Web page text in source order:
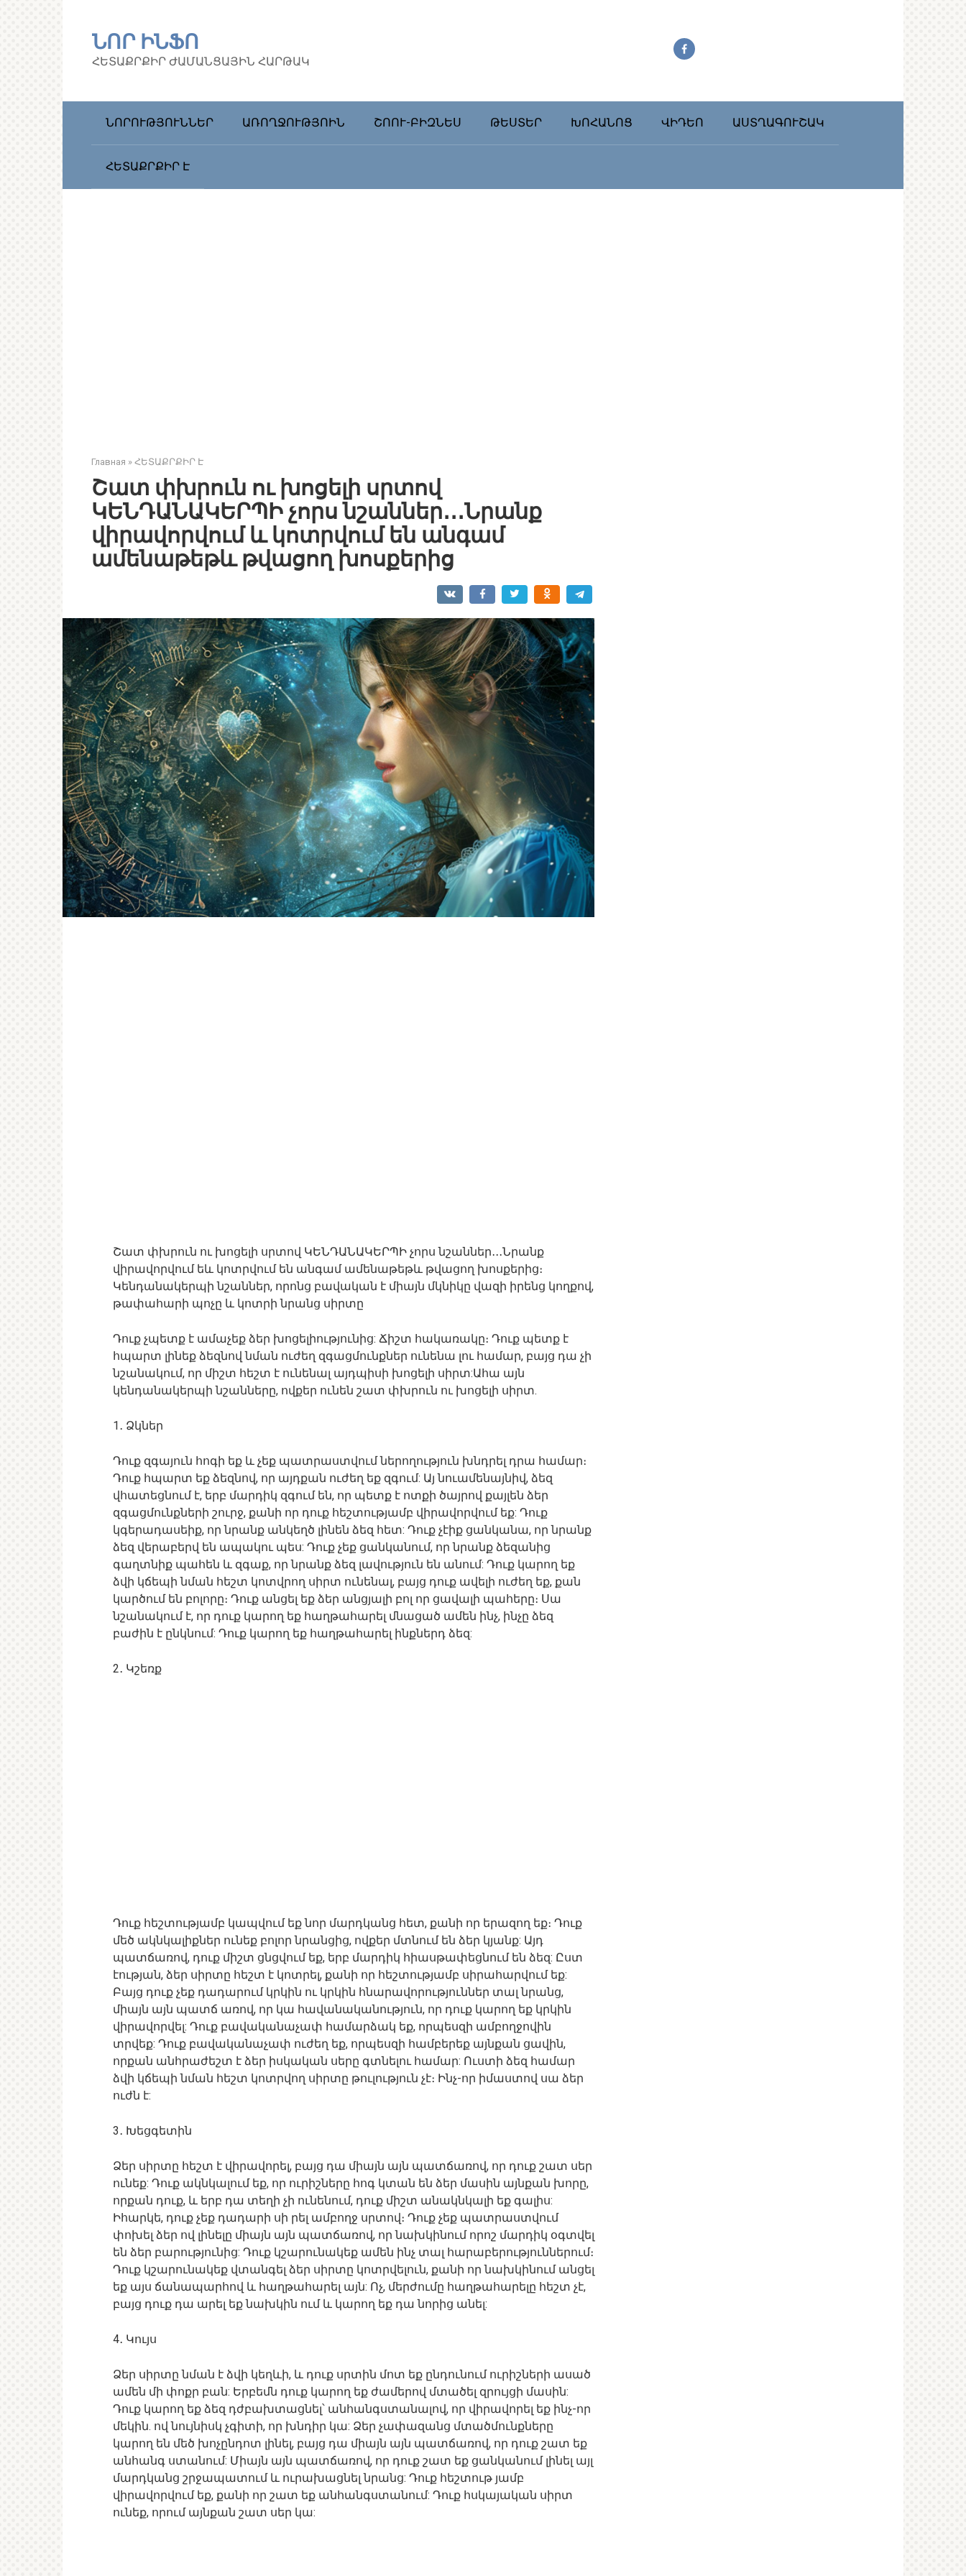
ՆՈՐ ԻՆՖՈ
ՀԵՏԱՔՐՔԻՐ ԺԱՄԱՆՑԱՅԻՆ ՀԱՐԹԱԿ
ՆՈՐՈՒԹՅՈՒՆՆԵՐ ԱՌՈՂՋՈՒԹՅՈԻՆ ՇՈՈՒ-ԲԻԶՆԵՍ ԹԵՍՏԵՐ ԽՈՀԱՆՈՑ ՎԻԴԵՈ ԱՍՏՂԱԳՈՒՇԱԿ
ՀԵՏԱՔՐՔԻՐ Է
Главная » ՀԵՏԱՔՐՔԻՐ Է
Շատ փխրուն ու խոցելի սրտով
ԿԵՆԴԱՆԱԿԵՐՊԻ չորս նշաններ․․․Նրանք
վիրավորվում և կոտրվում են անգամ
ամենաթեթև թվացող խոսքերից
Շատ փխրուն ու խոցելի սրտով ԿԵՆԴԱՆԱԿԵՐՊԻ չորս նշաններ․․․Նրանք
վիրավորվում եև կոտրվում են անգամ ամենաթեթև թվացող խոսքերից։
Կենդանակերպի նշաններ, որոնց բավական է միայն մկնիկը վազի իրենց կողքով,
թափահարի պոչը և կոտրի նրանց սիրտը
Դուք չպետք է ամաչեք ձեր խոցելիությունից: Ճիշտ հակառակը։ Դուք պետք է
հպարտ լինեք ձեզնով նման ուժեղ զգացմունքներ ունենա լու համար, բայց դա չի
նշանակում, որ միշտ հեշտ է ունենալ այդպիսի խոցելի սիրտ:Ահա այն
կենդանակերպի նշանները, ովքեր ունեն շատ փխրուն ու խոցելի սիրտ.
1․ Ձկներ
Դուք զգայուն հոգի եք և չեք պատրաստվում ներողություն խնդրել դրա համար։
Դուք հպարտ եք ձեզնով, որ այդքան ուժեղ եք զգում: Այ նուամենայնիվ, ձեզ
վհատեցնում է, երբ մարդիկ զգում են, որ պետք է ոտքի ծայրով քայլեն ձեր
զգացմունքների շուրջ, քանի որ դուք հեշտությամբ վիրավորվում եք: Դուք
կգերադասեիք, որ նրանք անկեղծ լինեն ձեզ հետ: Դուք չէիք ցանկանա, որ նրանք
ձեզ վերաբերվ են ապակու պես: Դուք չեք ցանկանում, որ նրանք ձեզանից
գաղտնիք պահեն և զգաք, որ նրանք ձեզ լավություն են անում: Դուք կարող եք
ձվի կճեպի նման հեշտ կոտվրող սիրտ ունենալ, բայց դուք ավելի ուժեղ եք, քան
կարծում են բոլորը։ Դուք անցել եք ձեր անցյալի բոլ որ ցավալի պահերը։ Սա
նշանակում է, որ դուք կարող եք հաղթահարել մնացած ամեն ինչ, ինչը ձեզ
բաժին է ընկնում: Դուք կարող եք հաղթահարել ինքներդ ձեզ:
2․ Կշեռք
Դուք հեշտությամբ կապվում եք նոր մարդկանց հետ, քանի որ երազող եք։ Դուք
մեծ ակնկալիքներ ունեք բոլոր նրանցից, ովքեր մտնում են ձեր կյանք: Այդ
պատճառով, դուք միշտ ցնցվում եք, երբ մարդիկ հիասթափեցնում են ձեզ: Ըստ
էության, ձեր սիրտը հեշտ է կոտրել, քանի որ հեշտությամբ սիրահարվում եք:
Բայց դուք չեք դադարում կրկին ու կրկին հնարավորություններ տալ նրանց,
միայն այն պատճ առով, որ կա հավանականություն, որ դուք կարող եք կրկին
վիրավորվել: Դուք բավականաչափ համարձակ եք, որպեսզի ամբողջովին
տրվեք: Դուք բավականաչափ ուժեղ եք, որպեսզի համբերեք այնքան ցավին,
որքան անհրաժեշտ է ձեր իսկական սերը գտնելու համար: Ուստի ձեզ համար
ձվի կճեպի նման հեշտ կոտրվող սիրտը թուլություն չէ։ Ինչ-որ իմաստով սա ձեր
ուժն է:
3․ Խեցգետին
Ձեր սիրտը հեշտ է վիրավորել, բայց դա միայն այն պատճառով, որ դուք շատ սեր
ունեք: Դուք ակնկալում եք, որ ուրիշները հոգ կտան են ձեր մասին այնքան խորը,
որքան դուք, և երբ դա տեղի չի ունենում, դուք միշտ անակնկալի եք գալիս:
Իհարկե, դուք չեք դադարի սի րել ամբողջ սրտով։ Դուք չեք պատրաստվում
փոխել ձեր ով լինելը միայն այն պատճառով, որ նախկինում որոշ մարդիկ օգտվել
են ձեր բարությունից: Դուք կշարունակեք ամեն ինչ տալ հարաբերություններում։
Դուք կշարունակեք վտանգել ձեր սիրտը կոտրվելուն, քանի որ նախկինում անցել
եք այս ճանապարհով և հաղթահարել այն: Ոչ, մերժումը հաղթահարելը հեշտ չէ,
բայց դուք դա արել եք նախկին ում և կարող եք դա նորից անել:
4․ Կույս
Ձեր սիրտը նման է ձվի կեղևի, և դուք սրտին մոտ եք ընդունում ուրիշների ասած
ամեն մի փոքր բան: Երբեմն դուք կարող եք ժամերով մտածել զրույցի մասին:
Դուք կարող եք ձեզ դժբախտացնել՝ անհանգստանալով, որ վիրավորել եք ինչ-որ
մեկին. ով նույնիսկ չգիտի, որ խնդիր կա: Ձեր չափազանց մտածմունքները
կարող են մեծ խոչընդոտ լինել, բայց դա միայն այն պատճառով, որ դուք շատ եք
անհանգ ստանում: Միայն այն պատճառով, որ դուք շատ եք ցանկանում լինել այլ
մարդկանց շրջապատում և ուրախացնել նրանց: Դուք հեշտութ յամբ
վիրավորվում եք, քանի որ շատ եք անհանգստանում: Դուք հսկայական սիրտ
ունեք, որում այնքան շատ սեր կա: